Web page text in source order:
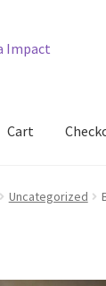
Cart
Checkout My
Uncategorized